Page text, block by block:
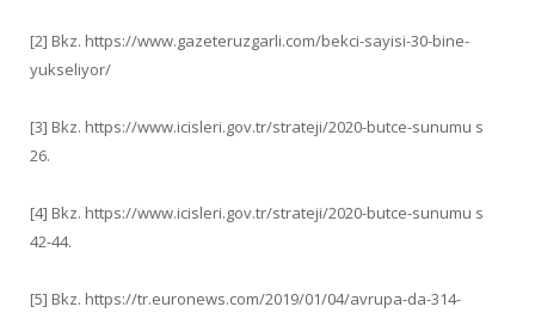
[2] Bkz. https://www.gazeteruzgarli.com/bekci-sayisi-30-bine-
yukseliyor/
[3] Bkz. https://www.icisleri.gov.tr/strateji/2020-butce-sunumu s
26.
[4] Bkz. https://www.icisleri.gov.tr/strateji/2020-butce-sunumu s
42-44.
[5] Bkz. https://tr.euronews.com/2019/01/04/avrupa-da-314-